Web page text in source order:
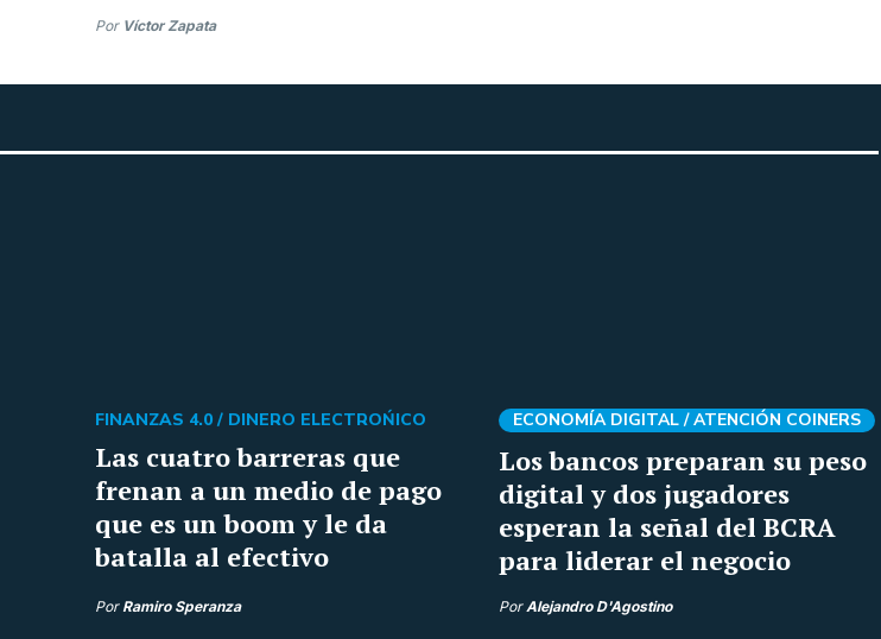
Por Víctor Zapata
Las cuatro barreras que
frenan a un medio de pago
que es un boom y le da
batalla al efectivo
FINANZAS 4.0 / DINERO ELECTROŃICO
Por Ramiro Speranza
Los bancos preparan su peso
digital y dos jugadores
esperan la señal del BCRA
para liderar el negocio
ECONOMÍA DIGITAL /ATENCIÓN COINERS
PorAlejandro D'Agostino